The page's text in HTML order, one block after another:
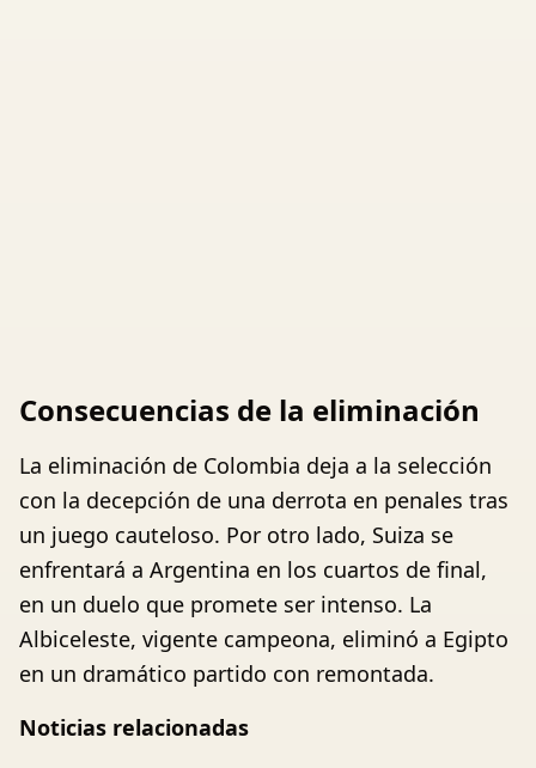
Consecuencias de la eliminación
La eliminación de Colombia deja a la selección
con la decepción de una derrota en penales tras
un juego cauteloso. Por otro lado, Suiza se
enfrentará a Argentina en los cuartos de final,
en un duelo que promete ser intenso. La
Albiceleste, vigente campeona, eliminó a Egipto
en un dramático partido con remontada.
Noticias relacionadas